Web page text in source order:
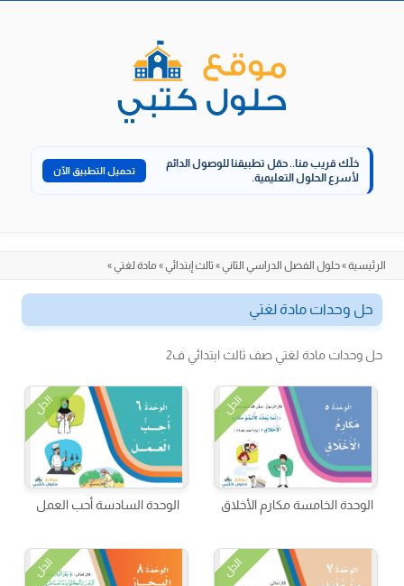
خلّك قريب منا.. حمّل تطبيقنا للوصول الدائم
لأسرع الحلول التعليمية.
تحميل التطبيق الآن
الرئيسية»حلول الفصل الدراسي الثاني» ثالث إبتدائي» مادة لغتي»
حل وحدات مادة لغتي
حل وحدات مادة لغتي صف ثالث ابتدائي ف2
الحل
الوحدة الخامسة مكارم الأخلاق
الحل
الوحدة السادسة أحب العمل
الحل الحل